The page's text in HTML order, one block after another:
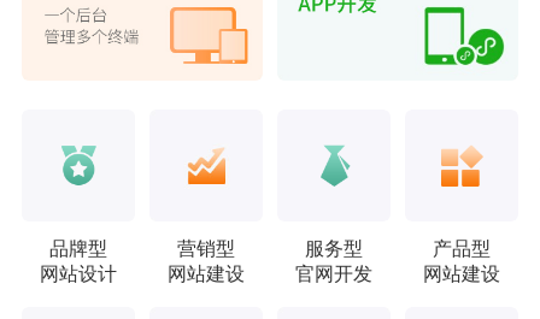
品牌型
网站设计
营销型
网站建设
服务型
官网开发
产品型
网站建设